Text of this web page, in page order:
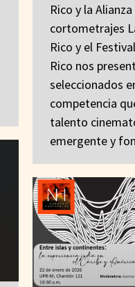
Rico y la
cortometrajes
Rico y el
Rico nos
seleccionados
competencia
talento
emergente y